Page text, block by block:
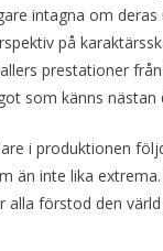
intagna om deras
på
prestationer
som känns nästan
i produktionen
än inte lika
alla förstod den värld